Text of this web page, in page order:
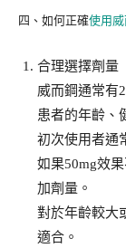
四、如何正確使用
合理選擇劑量
威而鋼通常有
患者的年齡、
初次使用者通
如果50mg效
加劑量。
對於年齡較大
適合。